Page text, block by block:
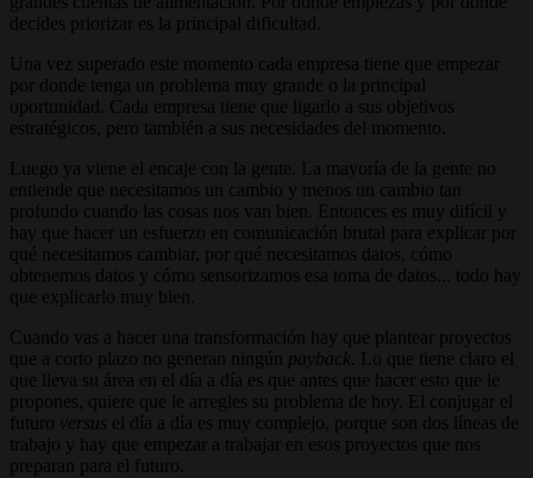
decides priorizar es la principal dificultad.
Una vez superado este momento cada empresa tiene que empezar
por donde tenga un problema muy grande o la principal
oportunidad. Cada empresa tiene que ligarlo a sus objetivos
estratégicos, pero también a sus necesidades del momento.
Luego ya viene el encaje con la gente. La mayoría de la gente no
entiende que necesitamos un cambio y menos un cambio tan
profundo cuando las cosas nos van bien. Entonces es muy difícil y
hay que hacer un esfuerzo en comunicación brutal para explicar por
qué necesitamos cambiar, por qué necesitamos datos, cómo
obtenemos datos y cómo sensorizamos esa toma de datos... todo hay
que explicarlo muy bien.
Cuando vas a hacer una transformación hay que plantear proyectos
que a corto plazo no generan ningún payback
. Lo que tiene claro el
que lleva su área en el día a día es que antes que hacer esto que le
propones, quiere que le arregles su problema de hoy. El conjugar el
futuro versus el día a día es muy complejo, porque son dos líneas de
trabajo y hay que empezar a trabajar en esos proyectos que nos
preparan para el futuro.